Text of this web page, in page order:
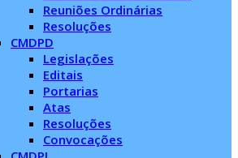
Reuniões Ordinárias
Resoluções
CMDPD
Legislações
Editais
Portarias
Atas
Resoluções
Convocações